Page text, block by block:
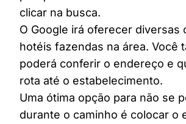
clicar na busca.
O Google irá oferecer diversas
hotéis fazendas na área. Você
poderá conferir o endereço e
rota até o estabelecimento.
Uma ótima opção para não se
durante o caminho é colocar o